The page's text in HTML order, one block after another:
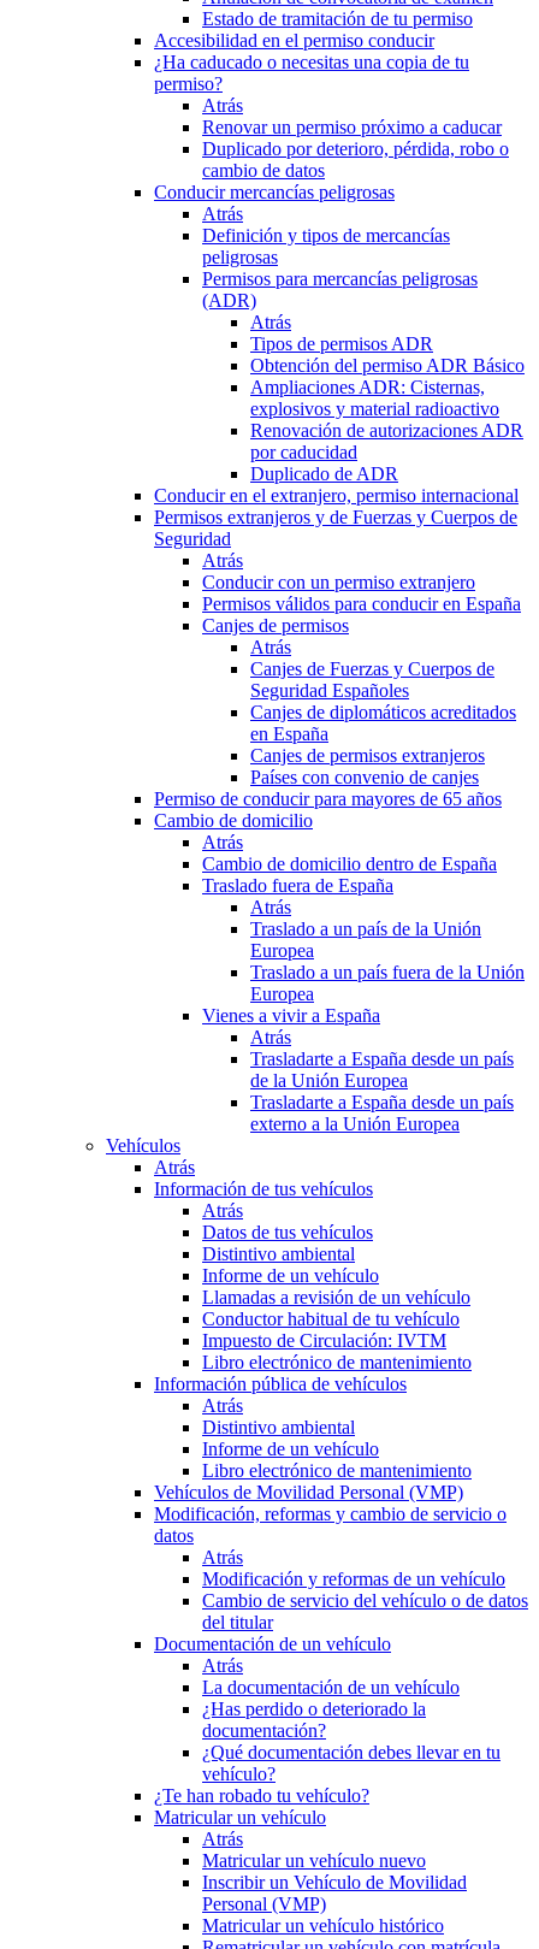
Estado de tramitación de tu permiso
Accesibilidad en el permiso conducir
¿Ha caducado o necesitas una copia de tu
permiso?
Atrás
Renovar un permiso próximo a caducar
Duplicado por deterioro, pérdida, robo o
cambio de datos
Conducir mercancías peligrosas
Atrás
Definición y tipos de mercancías
peligrosas
Permisos para mercancías peligrosas
(ADR)
Atrás
Tipos de permisos ADR
Obtención del permiso ADR Básico
Ampliaciones ADR: Cisternas,
explosivos y material radioactivo
Renovación de autorizaciones ADR
por caducidad
Duplicado de ADR
Conducir en el extranjero, permiso internacional
Permisos extranjeros y de Fuerzas y Cuerpos de
Seguridad
Atrás
Conducir con un permiso extranjero
Permisos válidos para conducir en España
Canjes de permisos
Atrás
Canjes de Fuerzas y Cuerpos de
Seguridad Españoles
Canjes de diplomáticos acreditados
en España
Canjes de permisos extranjeros
Países con convenio de canjes
Permiso de conducir para mayores de 65 años
Cambio de domicilio
Atrás
Cambio de domicilio dentro de España
Traslado fuera de España
Atrás
Traslado a un país de la Unión
Europea
Traslado a un país fuera de la Unión
Europea
Vienes a vivir a España
Atrás
Trasladarte a España desde un país
de la Unión Europea
Trasladarte a España desde un país
externo a la Unión Europea
Vehículos
Atrás
Información de tus vehículos
Atrás
Datos de tus vehículos
Distintivo ambiental
Informe de un vehículo
Llamadas a revisión de un vehículo
Conductor habitual de tu vehículo
Impuesto de Circulación: IVTM
Libro electrónico de mantenimiento
Información pública de vehículos
Atrás
Distintivo ambiental
Informe de un vehículo
Libro electrónico de mantenimiento
Vehículos de Movilidad Personal (VMP)
Modificación, reformas y cambio de servicio o
datos
Atrás
Modificación y reformas de un vehículo
Cambio de servicio del vehículo o de datos
del titular
Documentación de un vehículo
Atrás
La documentación de un vehículo
¿Has perdido o deteriorado la
documentación?
¿Qué documentación debes llevar en tu
vehículo?
¿Te han robado tu vehículo?
Matricular un vehículo
Atrás
Matricular un vehículo nuevo
Inscribir un Vehículo de Movilidad
Personal (VMP)
Matricular un vehículo histórico